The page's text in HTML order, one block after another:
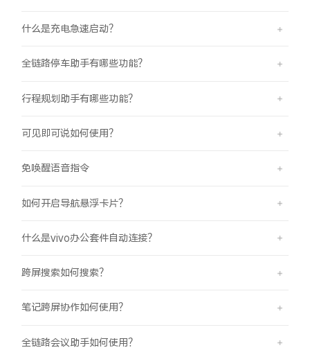
什么是充电急速启动？
全链路停车助手有哪些功能？
行程规划助手有哪些功能？
可见即可说如何使用？
免唤醒语音指令
如何开启导航悬浮卡片？
什么是vivo办公套件自动连接？
跨屏搜索如何搜索？
笔记跨屏协作如何使用？
全链路会议助手如何使用？